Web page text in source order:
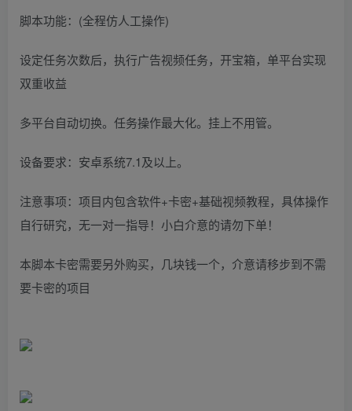
脚本功能：(全程仿人工操作)
设定任务次数后，执行广告视频任务，开宝箱，单平台实现
双重收益
多平台自动切换。任务操作最大化。挂上不用管。
设备要求：安卓系统7.1及以上。
注意事项：项目内包含软件+卡密+基础视频教程，具体操作
自行研究，无一对一指导！小白介意的请勿下单！
本脚本卡密需要另外购买，几块钱一个，介意请移步到不需
要卡密的项目